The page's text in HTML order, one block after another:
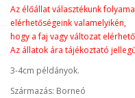
Az élőállat választékunk
elérhetőségeink valamelyikén,
hogy a faj vagy változat
Az állatok ára tájékoztató
3-4cm példányok.
Származás: Borneó